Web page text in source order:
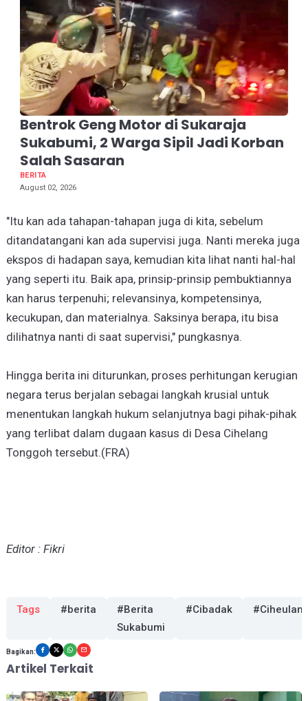
Bentrok Geng Motor di Sukaraja
Sukabumi, 2 Warga Sipil Jadi Korban
Salah Sasaran
BERITA
August 02, 2026
"Itu kan ada tahapan-tahapan juga di kita, sebelum
ditandatangani kan ada supervisi juga. Nanti mereka juga
ekspos di hadapan saya, kemudian kita lihat nanti hal-hal
yang seperti itu. Baik apa, prinsip-prinsip pembuktiannya
kan harus terpenuhi; relevansinya, kompetensinya,
kecukupan, dan materialnya. Saksinya berapa, itu bisa
dilihatnya nanti di saat supervisi," pungkasnya.
Hingga berita ini diturunkan, proses perhitungan kerugian
negara terus berjalan sebagai langkah krusial untuk
menentukan langkah hukum selanjutnya bagi pihak-pihak
yang terlibat dalam dugaan kasus di Desa Cihelang
Tonggoh tersebut.(FRA)
Editor : Fikri
Tags #berita
#Berita
Sukabumi
#Cibadak
Bagikan:
Artikel Terkait